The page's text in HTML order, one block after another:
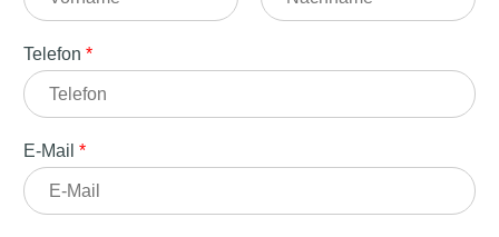
i
s
t
Telefon *
E-Mail *